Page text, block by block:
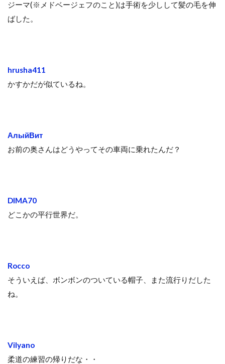
ジーマ(※メドベージェフのこと)は手術を少しして髪の毛を伸
ばした。
hrusha411
かすかだが似ているね。
АлыйВит
お前の奥さんはどうやってその車両に乗れたんだ？
DIMA70
どこかの平行世界だ。
Rocco
そういえば、ボンボンのついている帽子、また流行りだした
ね。
Vilyano
柔道の練習の帰りだな・・